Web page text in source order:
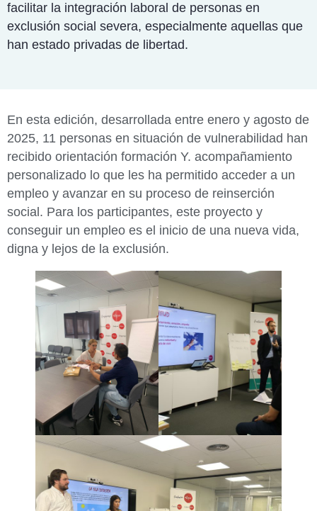
facilitar la integración laboral de personas en
exclusión social severa, especialmente aquellas que
han estado privadas de libertad.
En esta edición, desarrollada entre enero y agosto de
2025, 11 personas en situación de vulnerabilidad han
recibido orientación formación Y. acompañamiento
personalizado lo que les ha permitido acceder a un
empleo y avanzar en su proceso de reinserción
social. Para los participantes, este proyecto y
conseguir un empleo es el inicio de una nueva vida,
digna y lejos de la exclusión.